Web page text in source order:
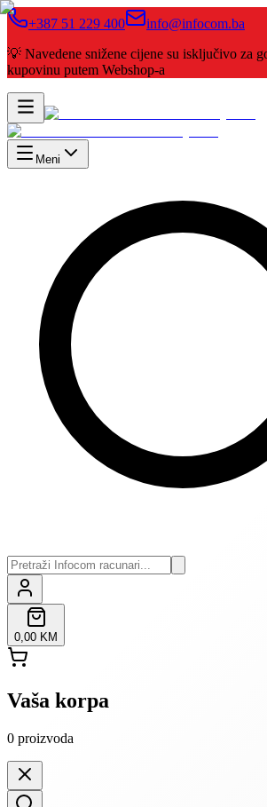
+387 51 229 400
info@infocom.ba
💡 Navedene snižene cijene su isključivo za
kupovinu putem Webshop-a
Meni
0,00 KM
Vaša korpa
0 proizvoda